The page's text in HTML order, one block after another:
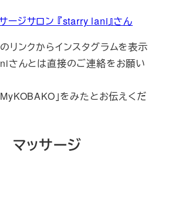
ージサロン 『starry lani』さん
リンクからインスタグラムを表示
さんとは直接のご連絡をお願い
」をみたとお伝えくだ
マッサージ